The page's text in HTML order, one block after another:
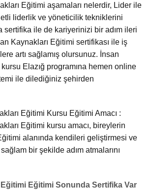
Eğitimi aşamaları nelerdir, Lider ile
etli liderlik ve yöneticilik tekniklerini
sertifika ile de kariyerinizi bir adım ileri
Kaynakları Eğitimi sertifikası ile iş
artı sağlamış olursunuz. İnsan
Elazığ programına hemen online
ile dilediğiniz şehirden
Eğitimi Kursu Eğitimi Amacı :
Eğitimi kursu amacı, bireylerin
alanında kendileri geliştirmesi ve
bir şekilde adım atmalarını
Eğitimi Eğitimi Sonunda Sertifika Var